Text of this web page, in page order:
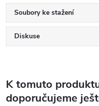
Soubory ke stažení
Diskuse
K tomuto
doporučujeme